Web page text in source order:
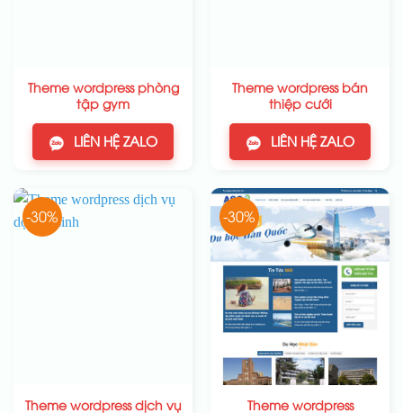
Theme wordpress phòng
tập gym
LIÊN HỆ ZALO
Theme wordpress bán
thiệp cưới
LIÊN HỆ ZALO
-30%
Theme wordpress dịch vụ
-30%
Theme wordpress